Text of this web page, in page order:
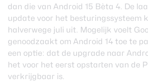
dan die van Android 15 Bèta 4. De
update voor het besturingssysteem
halverwege juli uit. Mogelijk voelt
genoodzaakt om Android 14 toe te
een optie: dat de upgrade naar
het voor het eerst opstarten van de
verkrijgbaar is.